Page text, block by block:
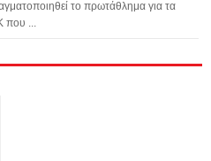
το πρωτάθλημα για τα
που ...